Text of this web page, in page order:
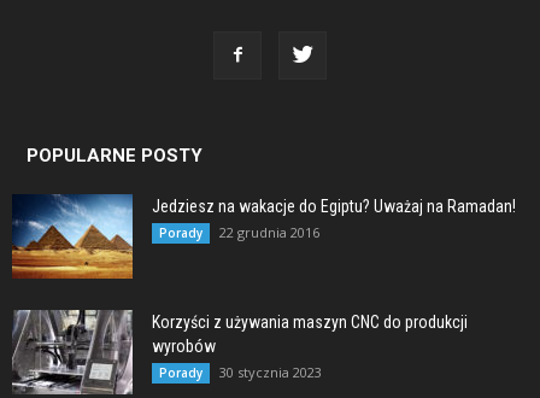
POPULARNE POSTY
Jedziesz na wakacje do Egiptu? Uważaj na Ramadan!
Porady 22 grudnia 2016
Korzyści z używania maszyn CNC do produkcji
wyrobów
Porady 30 stycznia 2023